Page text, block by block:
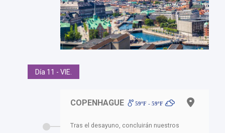
Día 11 - VIE.
COPENHAGUE 59ºF - 59ºF
Tras el desayuno, concluirán nuestros